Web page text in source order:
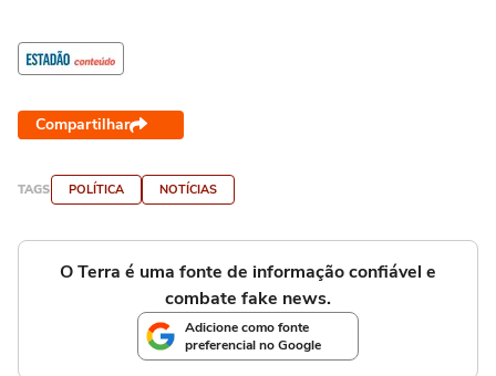
Compartilhar
TAGS POLÍTICA NOTÍCIAS
O Terra é uma fonte de informação confiável e
combate fake news.
Adicione como fonte
preferencial no Google